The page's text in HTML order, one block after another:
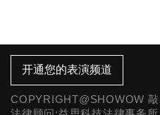
开通您的表演频道
COPYRIGHT@SHOWOW